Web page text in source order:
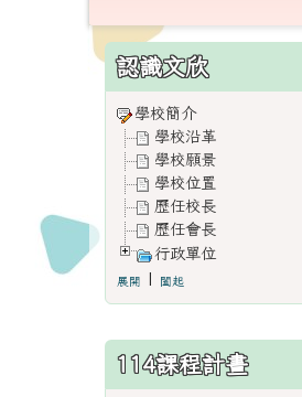
:::
認識文欣
學校簡介
學校沿革
學校願景
學校位置
歷任校長
歷任會長
行政單位
展開 | 闔起
114課程計畫